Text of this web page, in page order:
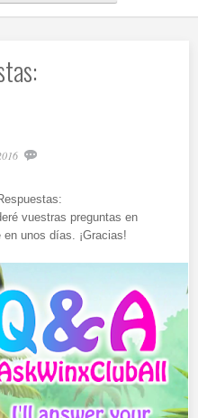
vuestras preguntas en
unos días. ¡Gracias!